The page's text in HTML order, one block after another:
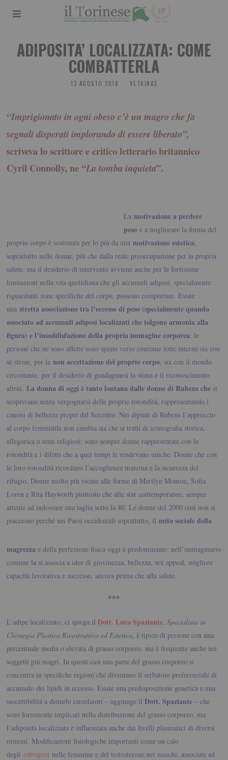
ADIPOSITA’ LOCALIZZATA: COME
COMBATTERLA
13 AGOSTO 2018 VETRINA3
“Imprigionato in ogni obeso c’è un magro che fa
segnali disperati implorando di essere liberato”,
scriveva lo scrittore e critico letterario britannico
Cyril Connolly, ne “La tomba inquieta”.
La motivazione a perdere
pesoe a migliorare la forma del
proprio corpo è sostenuta per lo più da unamotivazione estetica,
soprattutto nelle donne, più che dalla reale preoccupazione per la propria
salute, ma il desiderio di intervento avviene anche per le fortissime
limitazioni nella vita quotidiana che gli accumuli adiposi, specialmente
riguardanti zone specifiche del corpo, possono comportare. Esiste
unastretta associazione tra l’eccesso di peso (specialmente quando
associato ad accumuli adiposi localizzati che tolgono armonia alla
figura) e l’insoddisfazione della propria immagine corporea: le
persone che ne sono affette sono spinte verso continue lotte interne sia con
sè stesse, per lanon accettazione del proprio corpo, sia con il mondo
circostante, per il desiderio di guadagnarsi la stima e il riconoscimento
altrui. La donna di oggi è tanto lontana dalle donne di Rubensche si
scoprivano senza vergognarsi delle proprie rotondità, rappresentando i
canoni di bellezza propri del Seicento. Nei dipinti di Rubens l’approccio
al corpo femminile non cambia sia che si tratti di iconografia storica,
allegorica o temi religiosi: sono sempre donne rappresentate con le
rotondità e i difetti che a quei tempi le rendevano uniche. Donne che con
le loro rotondità ricordano l’accoglienza materna e la sicurezza del
rifugio. Donne molto più vicine alle forme di Marilyn Monroe, Sofia
Loren e Rita Hayworth piuttosto che alle star contemporanee, sempre
attente ad indossare una taglia sotto la 40. Le donne del 2000 così non si
piacciono perché nei Paesi occidentali soprattutto, ilmito sociale della
magrezza e della perfezione fisica oggi è predominante: nell’immaginario
comune la si associa a idee di giovinezza, bellezza, sex appeal, migliore
capacità lavorativa e successo, ancora prima che alla salute.
***
L’adipe localizzato, ci spiega il Dott. Luca Spaziante ,Specialista in
Chirurgia Plastica Ricostruttiva ed Estetica , è tipico di persone con una
percentuale media o elevata di grasso corporeo, ma è frequente anche nei
soggetti più magri. In questi casi una parte del grasso corporeo si
concentra in specifiche regioni che diventano il serbatoio preferenziale di
accumulo dei lipidi in eccesso. Esiste una predisposizione genetica e una
suscettibilità a disturbi circolatori – aggiunge ilDott. Spaziante – che
sono fortemente implicati nella distribuzione del grasso corporeo, ma
l’adiposità localizzata è influenzata anche dai livelli plasmatici di diversi
ormoni. Modificazioni fisiologiche importanti come un calo
degliestrogeni nelle femmine e del testosterone nei maschi, associate ad